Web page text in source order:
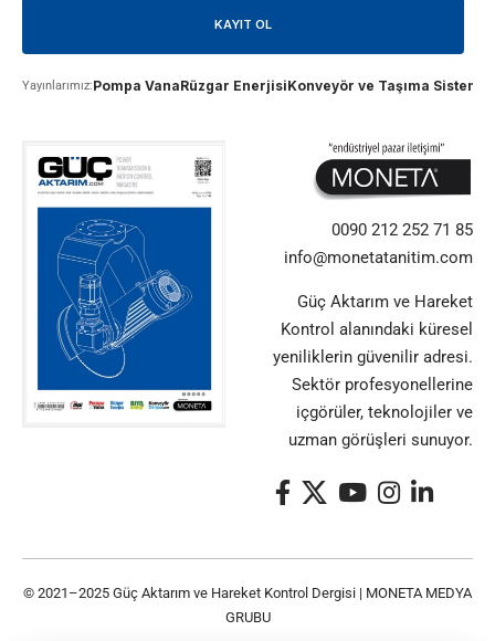
Yayınlarımız:Pompa VanaRüzgar EnerjisiKonveyör ve Taşıma
0090 212 252 71 85
info@monetatanitim.com
Güç Aktarım ve Hareket
Kontrol alanındaki küresel
yeniliklerin güvenilir adresi.
Sektör profesyonellerine
içgörüler, teknolojiler ve
uzman görüşleri sunuyor.
© 2021–2025 Güç Aktarım ve Hareket Kontrol Dergisi | MONETA MEDYA
GRUBU